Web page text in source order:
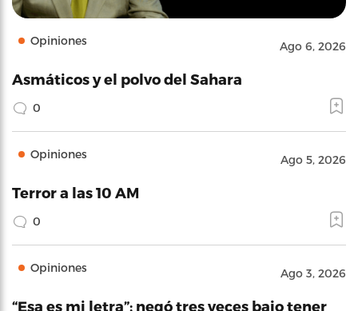
Opiniones Ago 6, 2026
Asmáticos y el polvo del Sahara
0
Opiniones Ago 5, 2026
Terror a las 10 AM
0
Opiniones Ago 3, 2026
“Esa es mi letra”: negó tres veces bajo tener